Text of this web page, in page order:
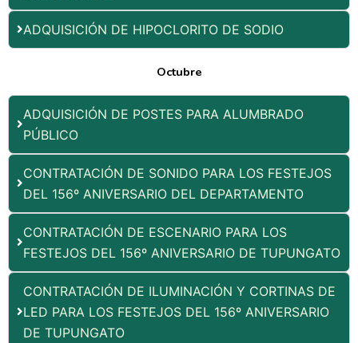
ADQUISICIÓN DE HIPOCLORITO DE SODIO
Octubre
ADQUISICIÓN DE POSTES PARA ALUMBRADO
PÚBLICO
CONTRATACIÓN DE SONIDO PARA LOS FESTEJOS
DEL 156º ANIVERSARIO DEL DEPARTAMENTO
CONTRATACIÓN DE ESCENARIO PARA LOS
FESTEJOS DEL 156º ANIVERSARIO DE TUPUNGATO
CONTRATACIÓN DE ILUMINACIÓN Y CORTINAS DE
LED PARA LOS FESTEJOS DEL 156º ANIVERSARIO
DE TUPUNGATO